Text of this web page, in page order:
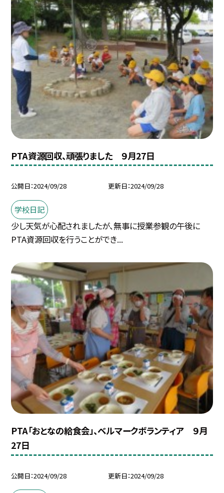
PTA資源回収、頑張りました ９月27日
公開日 2024/09/28 更新日 2024/09/28
学校日記
少し天気が心配されましたが、無事に授業参観の午後に
PTA資源回収を行うことができ...
PTA「おとなの給食会」、ベルマークボランティア ９月
27日
公開日 2024/09/28 更新日 2024/09/28